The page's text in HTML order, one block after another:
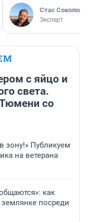
Стас Соколов
Эксперт
с яйцо и
света.
со
зону!» Публикуем
на ветерана
как
посреди